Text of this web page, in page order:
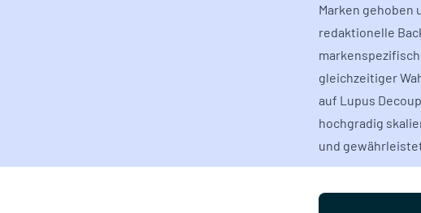
Marken gehoben
redaktionelle
gleichzeitiger
auf Lupus
hochgradig
und